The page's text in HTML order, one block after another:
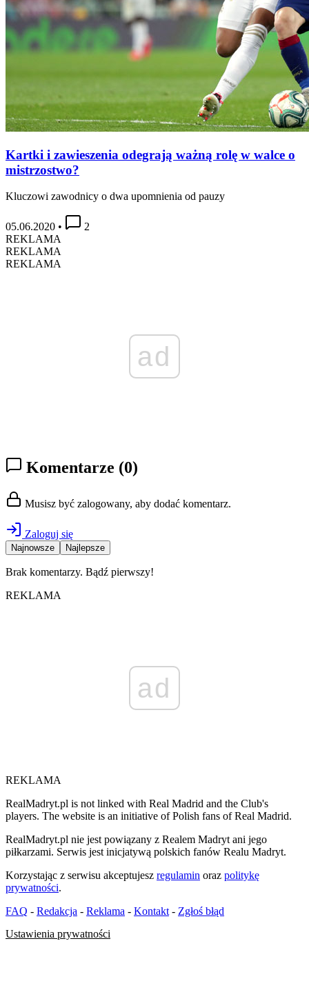
Kartki i zawieszenia odegrają ważną rolę w walce o
mistrzostwo?
Kluczowi zawodnicy o dwa upomnienia od pauzy
05.06.2020 •
2
REKLAMA
REKLAMA
REKLAMA
ad
Komentarze (0)
Musisz być zalogowany, aby dodać komentarz.
Zaloguj się
Najnowsze Najlepsze
Brak komentarzy. Bądź pierwszy!
REKLAMA
ad
REKLAMA
RealMadryt.pl is not linked with Real Madrid and the Club's
players. The website is an initiative of Polish fans of Real Madrid.
RealMadryt.pl nie jest powiązany z Realem Madryt ani jego
piłkarzami. Serwis jest inicjatywą polskich fanów Realu Madryt.
Korzystając z serwisu akceptujesz regulamin oraz politykę
prywatności.
FAQ - Redakcja - Reklama - Kontakt - Zgłoś błąd
Ustawienia prywatności